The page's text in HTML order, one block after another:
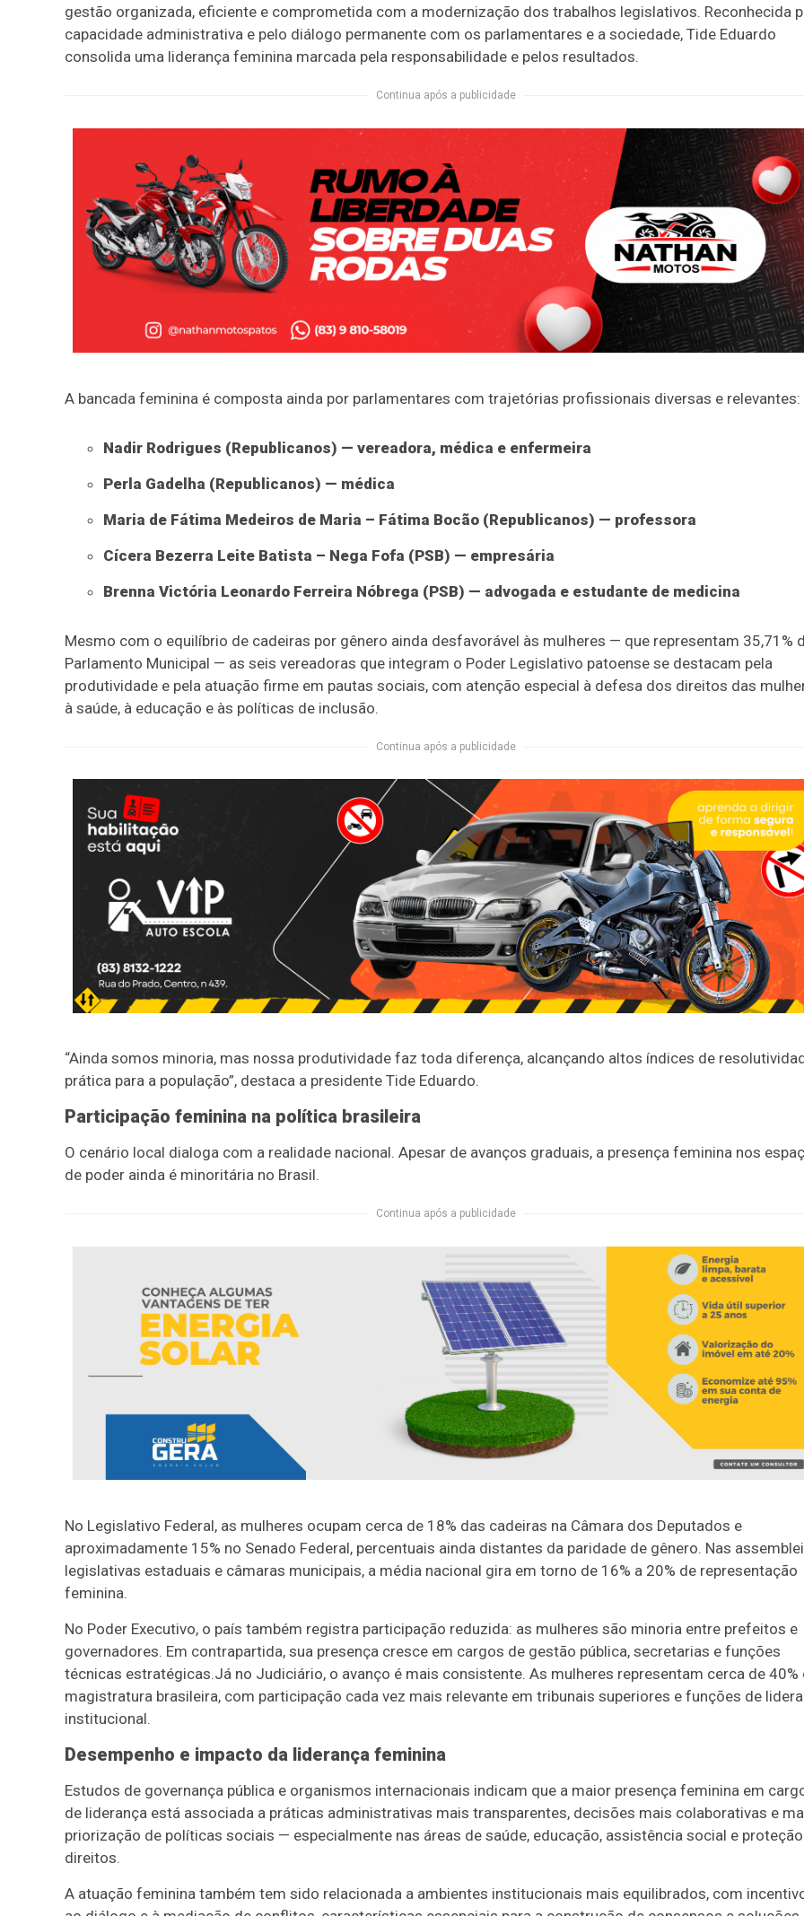
gestão organizada, eficiente e comprometida com a modernização dos trabalhos legislativos. Reconhecida
capacidade administrativa e pelo diálogo permanente com os parlamentares e a sociedade, Tide Eduardo
consolida uma liderança feminina marcada pela responsabilidade e pelos resultados.
Continua após a publicidade
A bancada feminina é composta ainda por parlamentares com trajetórias profissionais diversas e relevantes:
Nadir Rodrigues (Republicanos) — vereadora, médica e enfermeira
Perla Gadelha (Republicanos) — médica
Maria de Fátima Medeiros de Maria – Fátima Bocão (Republicanos) — professora
Cícera Bezerra Leite Batista – Nega Fofa (PSB) — empresária
Brenna Victória Leonardo Ferreira Nóbrega (PSB) — advogada e estudante de medicina
Mesmo com o equilíbrio de cadeiras por gênero ainda desfavorável às mulheres — que representam 35,71%
Parlamento Municipal — as seis vereadoras que integram o Poder Legislativo patoense se destacam pela
produtividade e pela atuação firme em pautas sociais, com atenção especial à defesa dos direitos das
à saúde, à educação e às políticas de inclusão.
Continua após a publicidade
“Ainda somos minoria, mas nossa produtividade faz toda diferença, alcançando altos índices de
prática para a população”, destaca a presidente Tide Eduardo.
Participação feminina na política brasileira
O cenário local dialoga com a realidade nacional. Apesar de avanços graduais, a presença feminina nos
de poder ainda é minoritária no Brasil.
Continua após a publicidade
No Legislativo Federal, as mulheres ocupam cerca de 18% das cadeiras na Câmara dos Deputados e
aproximadamente 15% no Senado Federal, percentuais ainda distantes da paridade de gênero. Nas
legislativas estaduais e câmaras municipais, a média nacional gira em torno de 16% a 20% de representação
feminina.
No Poder Executivo, o país também registra participação reduzida: as mulheres são minoria entre prefeitos e
governadores. Em contrapartida, sua presença cresce em cargos de gestão pública, secretarias e funções
técnicas estratégicas.Já no Judiciário, o avanço é mais consistente. As mulheres representam cerca de 40%
magistratura brasileira, com participação cada vez mais relevante em tribunais superiores e funções de
institucional.
Desempenho e impacto da liderança feminina
Estudos de governança pública e organismos internacionais indicam que a maior presença feminina em
de liderança está associada a práticas administrativas mais transparentes, decisões mais colaborativas e
priorização de políticas sociais — especialmente nas áreas de saúde, educação, assistência social e
direitos.
A atuação feminina também tem sido relacionada a ambientes institucionais mais equilibrados, com